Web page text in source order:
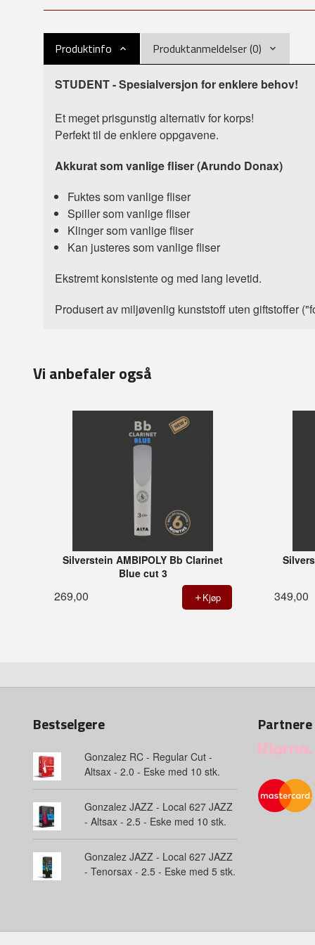
Produktinfo Produktanmeldelser (0)
STUDENT - Spesialversjon for enklere behov!
Et meget prisgunstig alternativ for korps!
Perfekt til de enklere oppgavene.
Akkurat som vanlige fliser (Arundo Donax)
Fuktes som vanlige fliser
Spiller som vanlige fliser
Klinger som vanlige fliser
Kan justeres som vanlige fliser
Ekstremt konsistente og med lang levetid.
Produsert av miljøvenlig kunststoff uten giftstoffer
Vi anbefaler også
Silverstein AMBIPOLY Bb Clarinet
Blue cut 3
269,00 Kjøp 349,00
Bestselgere
Gonzalez RC - Regular Cut -
Altsax - 2.0 - Eske med 10 stk.
Gonzalez JAZZ - Local 627 JAZZ
- Altsax - 2.5 - Eske med 10 stk.
Gonzalez JAZZ - Local 627 JAZZ
- Tenorsax - 2.5 - Eske med 5 stk.
Partnere